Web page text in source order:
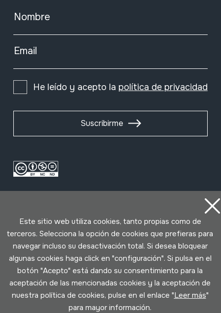
Nombre
Email
He leído y acepto la política de privacidad
Suscribirme
Condiciones de uso
Política de privacidad
Política de cookies
Este sitio web utiliza cookies, tanto propias como de
terceros. Selecciona la opción de cookies que prefieras para
navegar incluso su desactivación total. Si desea bloquear
algunas cookies haga click en "configuración". Si pulsa en el
botón "Acepto" está dando su consentimiento para la
aceptación de las mencionadas cookies y la aceptación de
nuestra política de cookies, pulse en el enlace "Leer más"
para mayor información.